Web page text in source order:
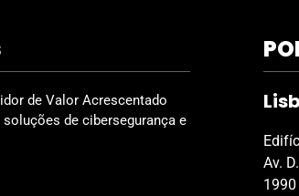
de Valor Acrescentado
de cibersegurança e
Av.
1990